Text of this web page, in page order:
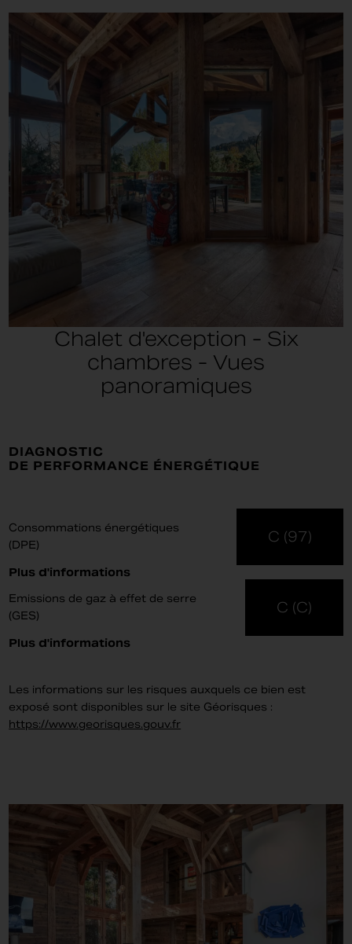
Chalet d'exception - Six
chambres - Vues
panoramiques
DIAGNOSTIC
DE PERFORMANCE ÉNERGÉTIQUE
Consommations énergétiques
(DPE)
C (97)
Plus d'informations
Emissions de gaz à effet de serre
(GES)
C (C)
Plus d'informations
Les informations sur les risques auxquels ce bien est
exposé sont disponibles sur le site Géorisques :
https://www.georisques.gouv.fr